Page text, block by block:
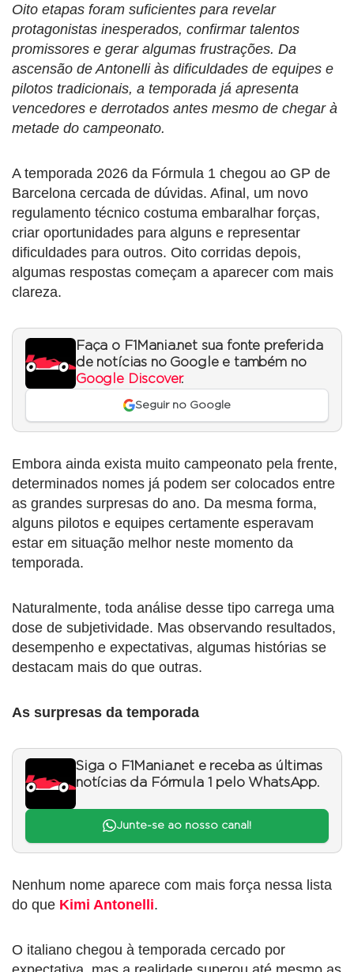
Oito etapas foram suficientes para revelar
protagonistas inesperados, confirmar talentos
promissores e gerar algumas frustrações. Da
ascensão de Antonelli às dificuldades de equipes e
pilotos tradicionais, a temporada já apresenta
vencedores e derrotados antes mesmo de chegar à
metade do campeonato.
A temporada 2026 da Fórmula 1 chegou ao GP de
Barcelona cercada de dúvidas. Afinal, um novo
regulamento técnico costuma embaralhar forças,
criar oportunidades para alguns e representar
dificuldades para outros. Oito corridas depois,
algumas respostas começam a aparecer com mais
clareza.
Faça o F1Mania.net sua fonte preferida
de notícias no Google e também no
Google Discover.
Seguir no Google
Embora ainda exista muito campeonato pela frente,
determinados nomes já podem ser colocados entre
as grandes surpresas do ano. Da mesma forma,
alguns pilotos e equipes certamente esperavam
estar em situação melhor neste momento da
temporada.
Naturalmente, toda análise desse tipo carrega uma
dose de subjetividade. Mas observando resultados,
desempenho e expectativas, algumas histórias se
destacam mais do que outras.
As surpresas da temporada
Siga o F1Mania.net e receba as últimas
notícias da Fórmula 1 pelo WhatsApp.
Junte-se ao nosso canal!
Nenhum nome aparece com mais força nessa lista
do que Kimi Antonelli.
O italiano chegou à temporada cercado por